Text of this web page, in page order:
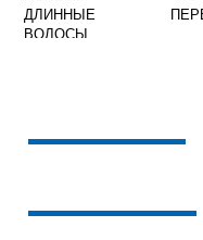
ДЛИННЫЕ
ВОЛОСЫ